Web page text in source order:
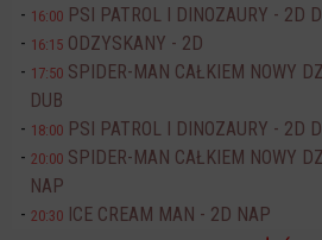
16:00 PSI PATROL I DINOZAURY - 2D
16:15 ODZYSKANY - 2D
17:50 SPIDER-MAN CAŁKIEM NOWY
DUB
18:00 PSI PATROL I DINOZAURY - 2D
20:00 SPIDER-MAN CAŁKIEM NOWY
NAP
20:30 ICE CREAM MAN - 2D NAP